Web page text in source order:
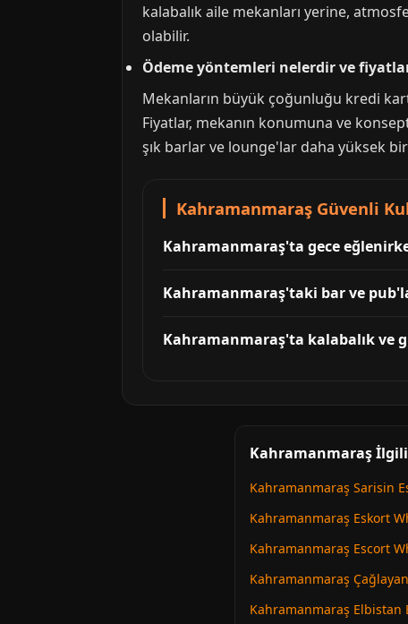
kalabalık aile mekanları yerine,
olabilir.
Ödeme yöntemleri nelerdir ve
Mekanların büyük çoğunluğu kredi
Fiyatlar, mekanın konumuna ve
şık barlar ve lounge'lar daha yüksek
Kahramanmaraş Güvenli
Kahramanmaraş'ta gece
Kahramanmaraş'taki bar ve
Kahramanmaraş'ta kalabalık ve
Kahramanmaraş
Kahramanmaraş Sarisin
Kahramanmaraş Eskort
Kahramanmaraş Escort
Kahramanmaraş
Kahramanmaraş Elbistan